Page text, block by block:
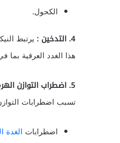
الكحول.
4. التدخين :
يرتبط
هذا الغدد العرقية
5. اضطراب التوازن الهرموني :
تسبب اضطرابات
اضطرابات الغدة